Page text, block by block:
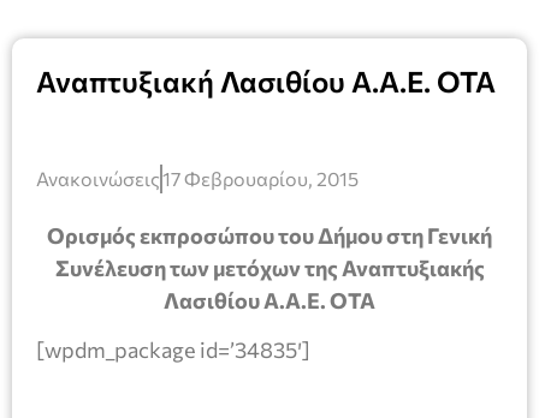
Αναπτυξιακή Λασιθίου Α.Α.Ε. ΟΤΑ
Ανακοινώσεις17 Φεβρουαρίου, 2015
Ορισμός εκπροσώπου του Δήμου στη Γενική
Συνέλευση των μετόχων της Αναπτυξιακής
Λασιθίου Α.Α.Ε. ΟΤΑ
[wpdm_package id=’34835′]